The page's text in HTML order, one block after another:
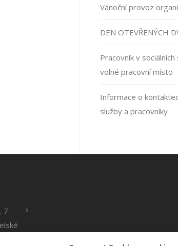
Vánoční provoz
DEN OTEVŘENÝCH
Pracovník v sociálních
volné pracovní místo
Informace o
služby a pracovníky
7.